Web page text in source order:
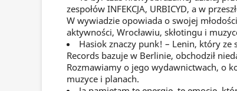
zespołów INFEKCJA, URBICYD, a w
W wywiadzie opowiada o swojej
aktywności, Wrocławiu, skłotingu i
Hasiok znaczy punk! – Lenin, który ze
Records bazuje w Berlinie, obchodził
Rozmawiamy o jego wydawnictwach, o
muzyce i planach.